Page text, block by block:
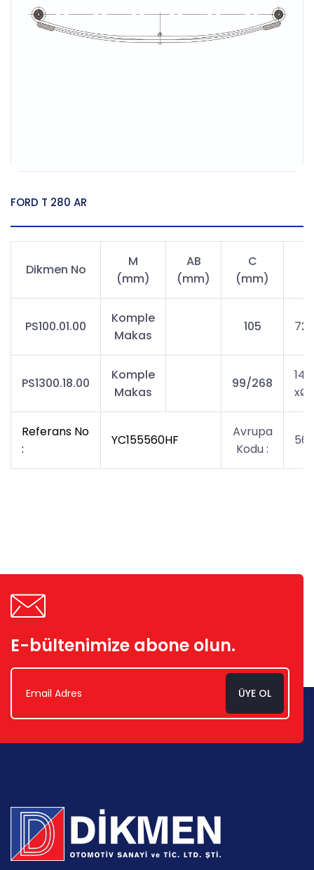
FORD T 280 AR
Dikmen No
M
(mm)
AB
(mm)
C
(mm)
PS100.01.00
Komple
Makas
105
PS1300.18.00
Komple
Makas
99/268
Referans No
:
YC155560HF
Avrupa
Kodu :
E-bültenimize abone olun.
ÜYE OL